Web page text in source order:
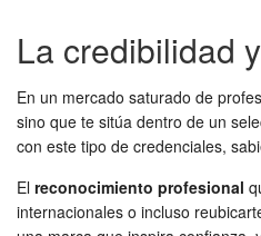
La credibilidad
En un mercado saturado de
sino que te sitúa dentro de un
con este tipo de credenciales,
El reconocimiento profesional
internacionales o incluso